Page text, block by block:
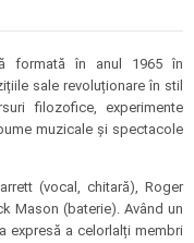
formată în anul 1965 în
sale revoluționare în stil
filozofice, experimente
muzicale și spectacole
(vocal, chitară), Roger
Mason (baterie). Având un
expresă a celorlalți membri